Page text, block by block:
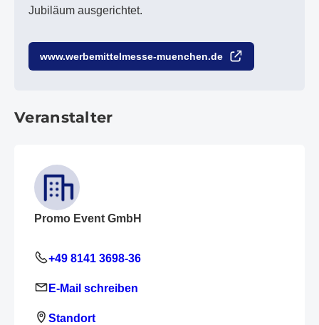
Jubiläum ausgerichtet.
www.werbemittelmesse-muenchen.de
Veranstalter
Promo Event GmbH
+49 8141 3698-36
E-Mail schreiben
Standort